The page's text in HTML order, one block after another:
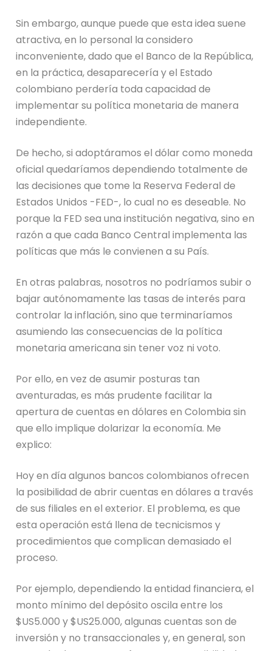
Sin embargo, aunque puedequeesta idea suene
atractiva, en lo personal la considero
inconveniente, dado que el Banco de la República,
en la práctica, desaparecería y el Estado
colombiano perdería toda capacidad de
implementar su política monetaria de manera
independiente.
De hecho, si adoptáramos el dólar como moneda
oficial quedaríamos dependiendo totalmente de
las decisiones que tome la Reserva Federal de
Estados Unidos -FED-, lo cual no es deseable. No
porque la FED sea una institución negativa, sino en
razón a que cada Banco Central implementa las
políticas que más le convienen a su País.
En otras palabras, nosotros no podríamos subir o
bajar autónomamente las tasas de interés para
controlar la inflación, sino que terminaríamos
asumiendo las consecuencias de la política
monetaria americana sin tener voz ni voto.
Por ello, en vez de asumir posturas tan
aventuradas, es más prudente facilitar la
apertura de cuentas en dólares en Colombia sin
que ello implique dolarizar la economía. Me
explico:
Hoy en día algunos bancos colombianos ofrecen
la posibilidad de abrir cuentas en dólares a través
de sus filiales en el exterior. El problema, es que
esta operación está llena de tecnicismos y
procedimientos que complican demasiado el
proceso.
Por ejemplo, dependiendo la entidad financiera, el
monto mínimo del depósito oscila entre los
$US5.000 y $US25.000,algunas cuentas son de
inversión y no transaccionales y, en general, son